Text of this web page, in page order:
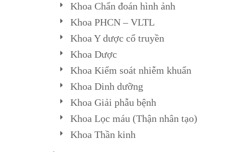
Khoa Chẩn đoán hình ảnh
Khoa PHCN – VLTL
Khoa Y dược cổ truyền
Khoa Dược
Khoa Kiểm soát nhiễm khuẩn
Khoa Dinh dưỡng
Khoa Giải phẫu bệnh
Khoa Lọc máu (Thận nhân tạo)
Khoa Thần kinh